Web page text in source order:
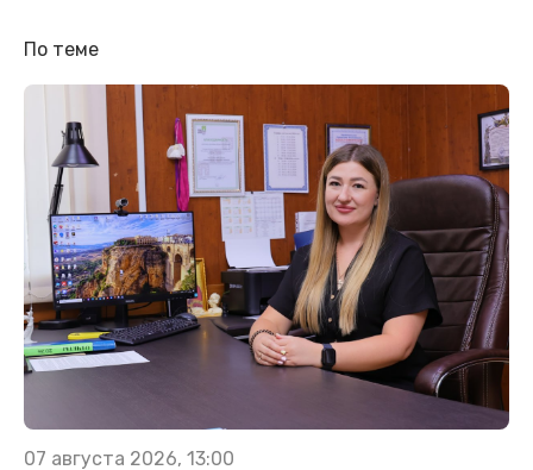
По теме
07 августа 2026, 13:00